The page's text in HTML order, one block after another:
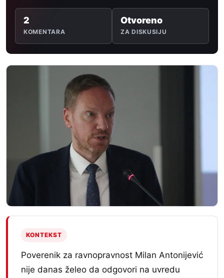
2
KOMENTARA
Otvoreno
ZA DISKUSIJU
KONTEKST
Poverenik za ravnopravnost Milan Antonijević
nije danas želeo da odgovori na uvredu